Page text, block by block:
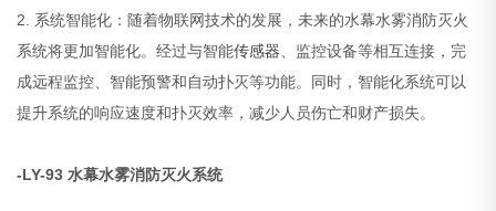
2. 系统智能化：随着物联网技术的发展，未来的水幕水雾消防灭火
系统将更加智能化。经过与智能传感器、监控设备等相互连接，完
成远程监控、智能预警和自动扑灭等功能。同时，智能化系统可以
提升系统的响应速度和扑灭效率，减少人员伤亡和财产损失。
-LY-93 水幕水雾消防灭火系统